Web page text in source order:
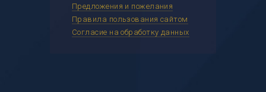
Предложения и пожелания
Правила пользования сайтом
Согласие на обработку данных